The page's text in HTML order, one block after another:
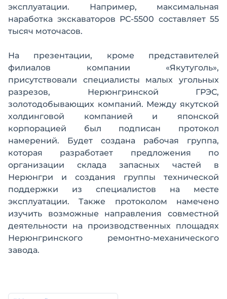
эксплуатации. Например, максимальная
наработка экскаваторов РС-5500 составляет 55
тысяч моточасов.
На презентации, кроме представителей
филиалов компании «Якутуголь»,
присутствовали специалисты малых угольных
разрезов, Нерюнгринской ГРЭС,
золотодобывающих компаний. Между якутской
холдинговой компанией и японской
корпорацией был подписан протокол
намерений. Будет создана рабочая группа,
которая разработает предложения по
организации склада запасных частей в
Нерюнгри и создания группы технической
поддержки из специалистов на месте
эксплуатации. Также протоколом намечено
изучить возможные направления совместной
деятельности на производственных площадях
Нерюнгринского ремонтно-механического
завода.